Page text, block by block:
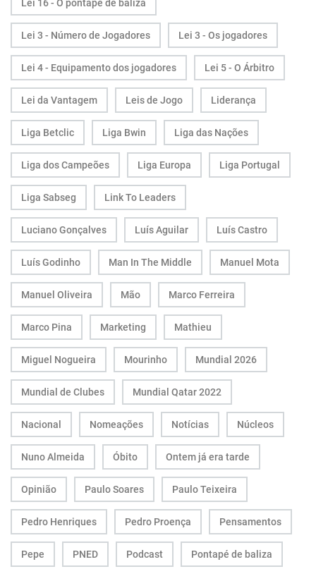
Lei 16 - O pontapé de baliza
Lei 3 - Número de Jogadores Lei 3 - Os jogadores
Lei 4 - Equipamento dos jogadores Lei 5 - O Árbitro
Lei da Vantagem Leis de Jogo Liderança
Liga Betclic Liga Bwin Liga das Nações
Liga dos Campeões Liga Europa Liga Portugal
Liga Sabseg Link To Leaders
Luciano Gonçalves Luís Aguilar Luís Castro
Luís Godinho Man In The Middle Manuel Mota
Manuel Oliveira Mão Marco Ferreira
Marco Pina Marketing Mathieu
Miguel Nogueira Mourinho Mundial 2026
Mundial de Clubes Mundial Qatar 2022
Nacional Nomeações Notícias Núcleos
Nuno Almeida Óbito Ontem já era tarde
Opinião Paulo Soares Paulo Teixeira
Pedro Henriques Pedro Proença Pensamentos
Pepe PNED Podcast Pontapé de baliza